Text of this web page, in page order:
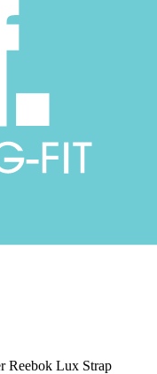
Reebok Lux Strap